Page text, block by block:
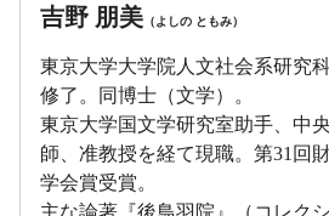
吉野 朋美 （よしの ともみ）
東京大学大学院人文社会系研究
修了。同博士（文学）。
東京大学国文学研究室助手、中
師、准教授を経て現職。第31回
学会賞受賞。
主な論著『後鳥羽院』（コレク